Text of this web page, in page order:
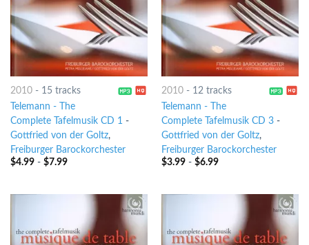
2010- 15 tracks
Telemann - The
Complete Tafelmusik CD 1 -
Gottfried von der Goltz,
Freiburger Barockorchester
$4.99- $7.99
2010- 12 tracks
Telemann - The
Complete Tafelmusik CD 3-
Gottfried von der Goltz,
Freiburger Barockorchester
$3.99- $6.99